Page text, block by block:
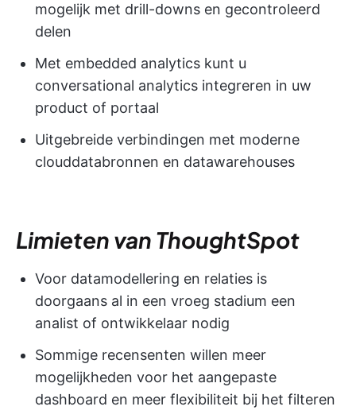
mogelijk met drill-downs en gecontroleerd
delen
Met embedded analytics kunt u
conversational analytics integreren in uw
product of portaal
Uitgebreide verbindingen met moderne
clouddatabronnen en datawarehouses
Limieten van ThoughtSpot
Voor datamodellering en relaties is
doorgaans al in een vroeg stadium een
analist of ontwikkelaar nodig
Sommige recensenten willen meer
mogelijkheden voor het aangepaste
dashboard en meer flexibiliteit bij het filteren